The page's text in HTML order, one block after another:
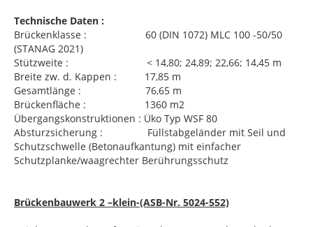
Technische Daten :
Brückenklasse : 60 (DIN 1072) MLC 100 -50/50
(STANAG 2021)
Stützweite : < 14,80; 24,89; 22,66; 14,45 m
Breite zw. d. Kappen : 17,85 m
Gesamtlänge : 76,65 m
Brückenfläche : 1360 m2
Übergangskonstruktionen : Üko Typ WSF 80
Absturzsicherung : Füllstabgeländer mit Seil und
Schutzschwelle (Betonaufkantung) mit einfacher
Schutzplanke/waagrechter Berührungsschutz
Brückenbauwerk 2 –klein-(ASB-Nr. 5024-552)